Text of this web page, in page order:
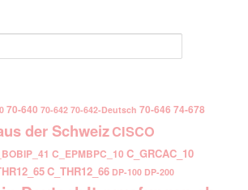
70-640 70-642 70-642-Deutsch 70-646 74-678
der SchweizCISCO
C_EPMBPC_10 C_GRCAC_10
C_THR12_66 DP-100 DP-200